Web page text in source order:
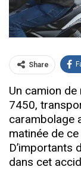
Share
Un camion
7450,
carambolage
matinée de
D’importants
dans cet